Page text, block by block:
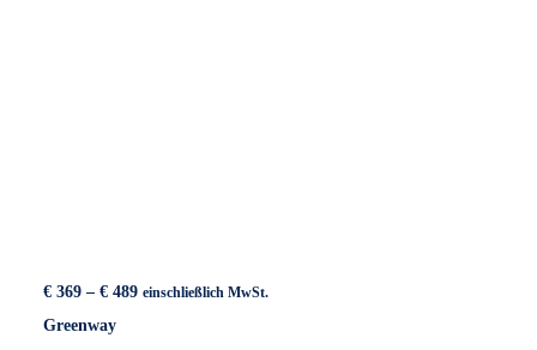
€ 369 – € 489Preisspanne:
einschließlich MwSt.
Greenway